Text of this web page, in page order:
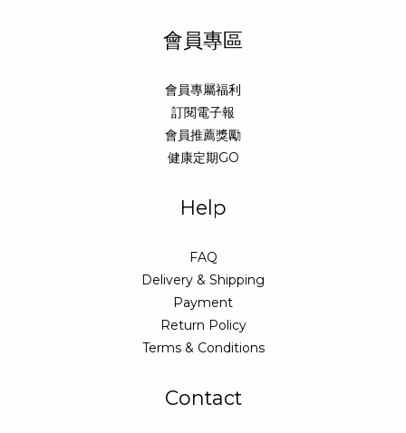
會員專區
會員專屬福利
訂閱電子報
會員推薦獎勵
健康定期GO
Help
FAQ
Delivery & Shipping
Payment
Return Policy
Terms & Conditions
Contact